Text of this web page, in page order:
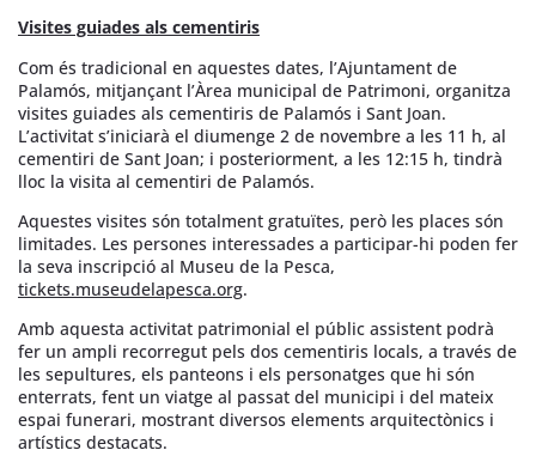
Visites guiades als cementiris
Com és tradicional en aquestes dates, l’Ajuntament de
Palamós, mitjançant l’Àrea municipal de Patrimoni, organitza
visites guiades als cementiris de Palamós i Sant Joan.
L’activitat s’iniciarà el diumenge 2 de novembre a les 11 h, al
cementiri de Sant Joan; i posteriorment, a les 12:15 h, tindrà
lloc la visita al cementiri de Palamós.
Aquestes visites són totalment gratuïtes, però les places són
limitades. Les persones interessades a participar-hi poden fer
la seva inscripció al Museu de la Pesca,
tickets.museudelapesca.org.
Amb aquesta activitat patrimonial el públic assistent podrà
fer un ampli recorregut pels dos cementiris locals, a través de
les sepultures, els panteons i els personatges que hi són
enterrats, fent un viatge al passat del municipi i del mateix
espai funerari, mostrant diversos elements arquitectònics i
artístics destacats.